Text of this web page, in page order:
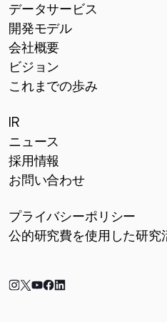
データサービス
開発モデル
会社概要
ビジョン
これまでの歩み
IR
ニュース
採用情報
お問い合わせ
プライバシーポリシー
公的研究費を使用した研究